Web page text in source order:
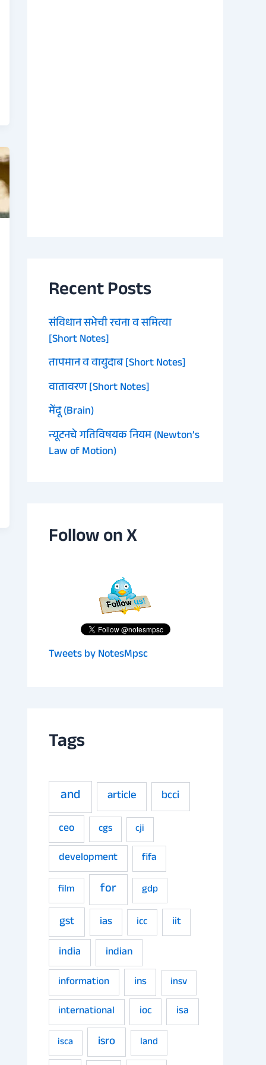
Recent Posts
संविधान सभेची रचना व समित्या
[Short Notes]
तापमान व वायुदाब [Short Notes]
वातावरण [Short Notes]
मेंदू (Brain)
न्यूटनचे गतिविषयक नियम (Newton’s
Law of Motion)
Follow on X
Tweets by NotesMpsc
Tags
and article bcci
ceo cgs cji
development
fifa
film
for gdp
gst ias icc
iit
india
indian
information ins
insv
international
ioc isa
isca isro
land